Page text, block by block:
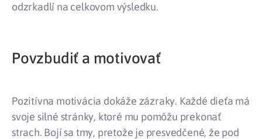
odzrkadlí na celkovom výsledku.
Povzbudiť a motivovať
Pozitívna motivácia dokáže zázraky. Každé dieťa má
svoje silné stránky, ktoré mu pomôžu prekonať
strach. Bojí sa tmy, pretože je presvedčené, že pod